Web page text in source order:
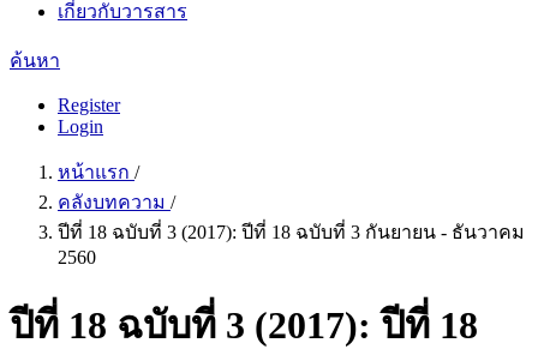
เกี่ยวกับวารสาร
ค้นหา
Register
Login
หน้าแรก /
คลังบทความ /
ปีที่ 18 ฉบับที่ 3 (2017): ปีที่ 18 ฉบับที่ 3 กันยายน - ธันวาคม
2560
ปีที่ 18 ฉบับที่ 3 (2017): ปีที่ 18